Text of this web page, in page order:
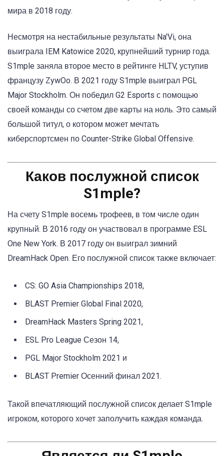
мира в 2018 году.
Несмотря на нестабильные результаты Na'Vi, она
выиграла IEM Katowice 2020, крупнейший турнир года.
S1mple заняла второе место в рейтинге HLTV, уступив
французу ZywOo. В 2021 году S1mple выиграл PGL
Major Stockholm. Он победил G2 Esports с помощью
своей команды со счетом две карты на ноль. Это самый
большой титул, о котором может мечтать
киберспортсмен по Counter-Strike Global Offensive.
Каков послужной список
S1mple?
На счету S1mple восемь трофеев, в том числе один
крупный. В 2016 году он участвовал в программе ESL
One New York. В 2017 году он выиграл зимний
DreamHack Open. Его послужной список также включает:
CS: GO Asia Championships 2018,
BLAST Premier Global Final 2020,
DreamHack Masters Spring 2021,
ESL Pro League Сезон 14,
PGL Major Stockholm 2021 и
BLAST Premier Осенний финал 2021.
Такой впечатляющий послужной список делает S1mple
игроком, которого хочет заполучить каждая команда.